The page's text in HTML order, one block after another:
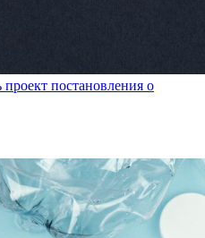
постановления о